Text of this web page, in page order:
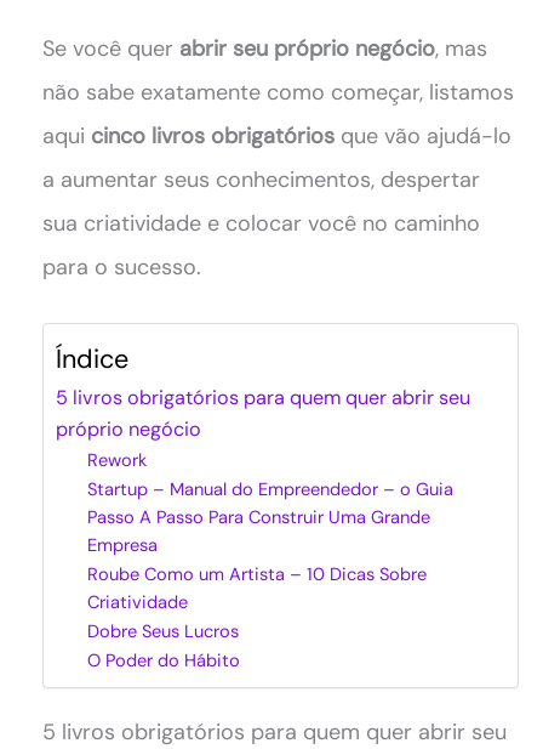
Se você quer abrir seu próprio negócio, mas
não sabe exatamente como começar, listamos
aqui cinco livros obrigatórios que vão ajudá-lo
a aumentar seus conhecimentos, despertar
sua criatividade e colocar você no caminho
para o sucesso.
Índice
5 livros obrigatórios para quem quer abrir seu
próprio negócio
Rework
Startup – Manual do Empreendedor – o Guia
Passo A Passo Para Construir Uma Grande
Empresa
Roube Como um Artista – 10 Dicas Sobre
Criatividade
Dobre Seus Lucros
O Poder do Hábito
5 livros obrigatórios para quem quer abrir seu